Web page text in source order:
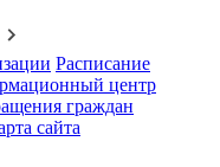
Расписание
центр
граждан
сайта